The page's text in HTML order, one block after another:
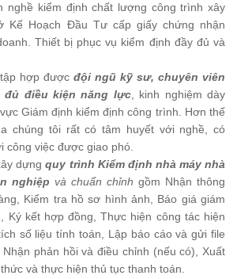
nghề kiểm định chất lượng công trình xây
Kế Hoạch Đầu Tư cấp giấy chứng nhận
Thiết bị phục vụ kiểm định đầy đủ và
hợp được đội ngũ kỹ sư, chuyên viên
đủ điều kiện năng lực, kinh nghiệm dày
Giám định kiểm định công trình. Hơn thế
chúng tôi rất có tâm huyết với nghề, có
công việc được giao phó.
dựngquy trình Kiểm định nhà máy nhà
nghiệp và chuẩn chỉnh gồm Nhận thông
Kiểm tra hồ sơ hình ảnh, Báo giá giám
Ký kết hợp đồng, Thực hiện công tác hiện
số liệu tính toán, Lập báo cáo và gửi file
phản hồi và điều chỉnh (nếu có), Xuất
và thực hiện thủ tục thanh toán.